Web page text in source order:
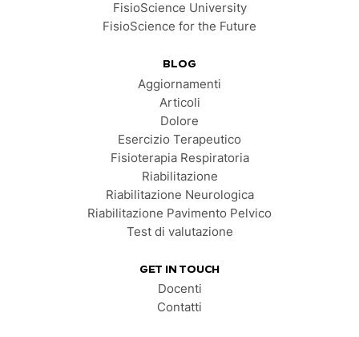
FisioScience University
FisioScience for the Future
BLOG
Aggiornamenti
Articoli
Dolore
Esercizio Terapeutico
Fisioterapia Respiratoria
Riabilitazione
Riabilitazione Neurologica
Riabilitazione Pavimento Pelvico
Test di valutazione
GET IN TOUCH
Docenti
Contatti